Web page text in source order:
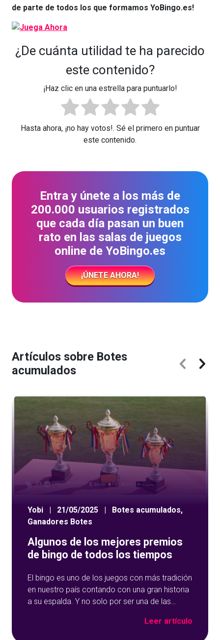
de parte de todos los que formamos YoBingo.es!
¿De cuánta utilidad te ha parecido
este contenido?
¡Haz clic en una estrella para puntuarlo!
Hasta ahora, ¡no hay votos!. Sé el primero en puntuar
este contenido.
Entra y únete a los más de
200.000 usuarios registrados
que cada día pasan un buen
rato en las salas de juegos
online de YoBingo.es
¡ÚNETE AHORA!
Artículos sobre Botes
acumulados
Yobi | 21/05/2025 | Botes acumulados,
Ganadores Botes
Algunos de los mejores premios
de bingo de todos los tiempos
El bingo es uno de los juegos con más tradición
en nuestro país contando con una gran historia
a su espalda. Y no solo por ser una de las
de juegos de tómbola, YoBingo, sino porque es
Leer artículo